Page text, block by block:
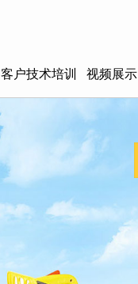
客户技术培训 视频展示